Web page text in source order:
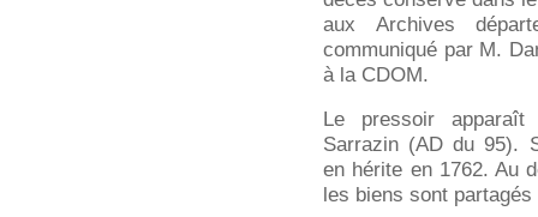
aux Archives
communiqué par M.
à la CDOM.
Le pressoir
Sarrazin (AD du 95).
en hérite en 1762. Au
les biens sont